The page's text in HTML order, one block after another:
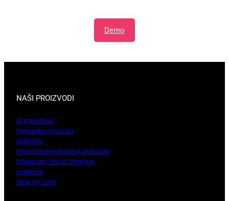
Demo
NAŠI PROIZVODI
AI pretraživač
Preporuke proizvoda
AI-Mailovi
Personalizirani katalog proizvoda
Influencers’ Social Storefront
Lookbook
Shop my Look